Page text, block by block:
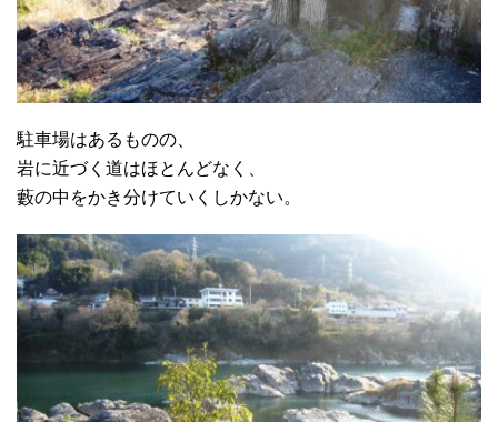
駐車場はあるものの、
岩に近づく道はほとんどなく、
藪の中をかき分けていくしかない。